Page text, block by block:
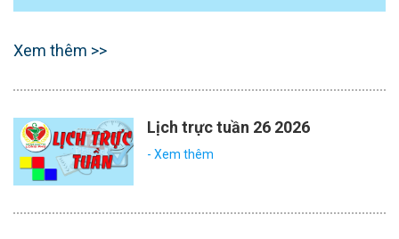
Xem thêm >>
Lịch trực tuần 26 2026
- Xem thêm